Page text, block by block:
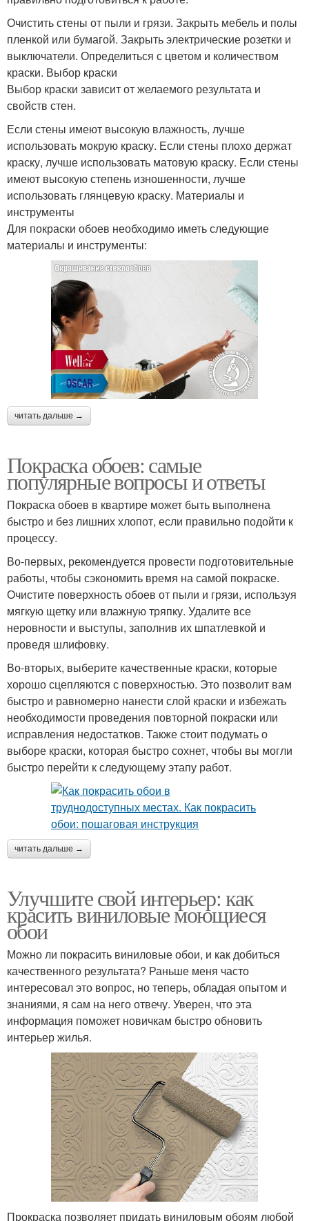
Очистить стены от пыли и грязи. Закрыть мебель и полы
пленкой или бумагой. Закрыть электрические розетки и
выключатели. Определиться с цветом и количеством
краски. Выбор краски
Выбор краски зависит от желаемого результата и
свойств стен.
Если стены имеют высокую влажность, лучше
использовать мокрую краску. Если стены плохо держат
краску, лучше использовать матовую краску. Если стены
имеют высокую степень изношенности, лучше
использовать глянцевую краску. Материалы и
инструменты
Для покраски обоев необходимо иметь следующие
материалы и инструменты:
читать дальше →
Покраска обоев: самые
популярные вопросы и ответы
Покраска обоев в квартире может быть выполнена
быстро и без лишних хлопот, если правильно подойти к
процессу.
Во-первых, рекомендуется провести подготовительные
работы, чтобы сэкономить время на самой покраске.
Очистите поверхность обоев от пыли и грязи, используя
мягкую щетку или влажную тряпку. Удалите все
неровности и выступы, заполнив их шпатлевкой и
проведя шлифовку.
Во-вторых, выберите качественные краски, которые
хорошо сцепляются с поверхностью. Это позволит вам
быстро и равномерно нанести слой краски и избежать
необходимости проведения повторной покраски или
исправления недостатков. Также стоит подумать о
выборе краски, которая быстро сохнет, чтобы вы могли
быстро перейти к следующему этапу работ.
читать дальше →
Улучшите свой интерьер: как
красить виниловые моющиеся
обои
Можно ли покрасить виниловые обои, и как добиться
качественного результата? Раньше меня часто
интересовал это вопрос, но теперь, обладая опытом и
знаниями, я сам на него отвечу. Уверен, что эта
информация поможет новичкам быстро обновить
интерьер жилья.
Прокраска позволяет придать виниловым обоям любой